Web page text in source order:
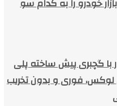
با گچبری پیش ساخته پلی
لوکس، فوری و بدون تخریب